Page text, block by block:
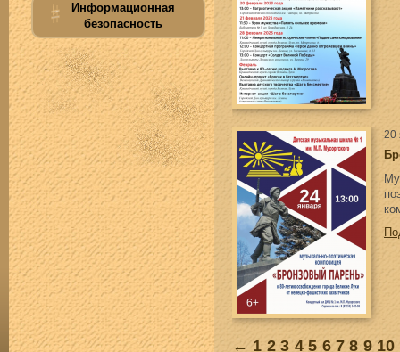
Информационная
безопасность
20
← 1 2 3 4 5 6 7 8 9 10